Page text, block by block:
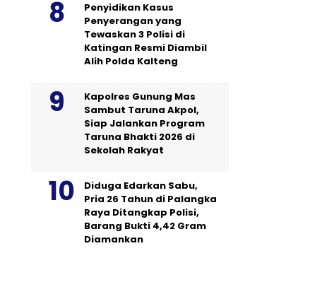
Penyidikan Kasus
Penyerangan yang
Tewaskan 3 Polisi di
Katingan Resmi Diambil
Alih Polda Kalteng
Kapolres Gunung Mas
Sambut Taruna Akpol,
Siap Jalankan Program
Taruna Bhakti 2026 di
Sekolah Rakyat
Diduga Edarkan Sabu,
Pria 26 Tahun di Palangka
Raya Ditangkap Polisi,
Barang Bukti 4,42 Gram
Diamankan